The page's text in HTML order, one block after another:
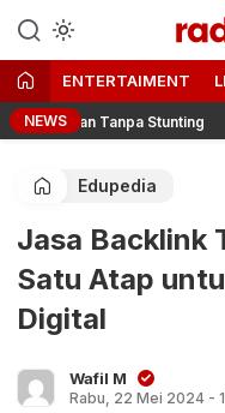
Informasi
Terkini
ENTERTAIMENT
NEWS
Tanpa Stunting
Edupedia
Jasa Backlink
Satu Atap
Digital
Wafil M
Rabu, 22 Mei 2024 -